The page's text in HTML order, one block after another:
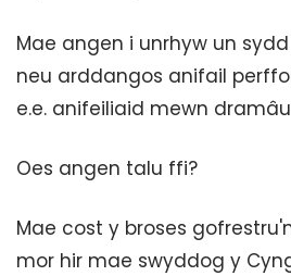
Mae angen i unrhyw un
neu arddangos anifail
e.e. anifeiliaid mewn
Oes angen talu ffi?
Mae cost y broses
mor hir mae swyddog y